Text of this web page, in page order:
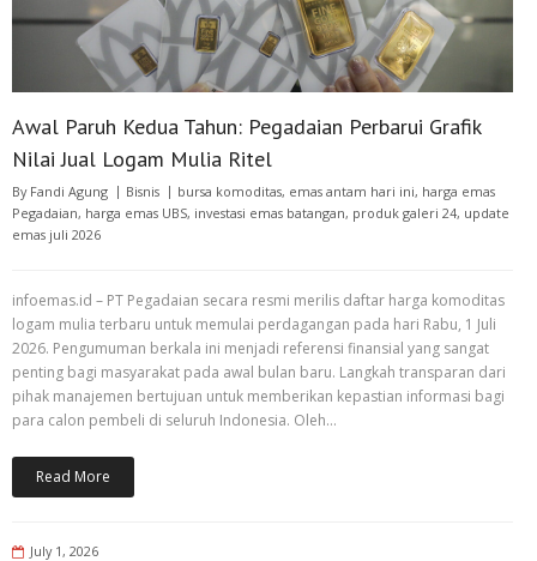
Awal Paruh Kedua Tahun: Pegadaian Perbarui Grafik
Nilai Jual Logam Mulia Ritel
By Fandi Agung Bisnis bursa komoditas, emas antam hari ini, harga emas
Pegadaian, harga emas UBS, investasi emas batangan, produk galeri 24, update
emas juli 2026
infoemas.id – PT Pegadaian secara resmi merilis daftar harga komoditas
logam mulia terbaru untuk memulai perdagangan pada hari Rabu, 1 Juli
2026. Pengumuman berkala ini menjadi referensi finansial yang sangat
penting bagi masyarakat pada awal bulan baru. Langkah transparan dari
pihak manajemen bertujuan untuk memberikan kepastian informasi bagi
para calon pembeli di seluruh Indonesia. Oleh…
Read More
July 1, 2026